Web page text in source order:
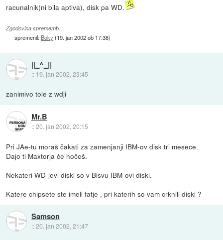
racunalnik(ni bila aptiva), disk pa WD.
Zgodovina sprememb…
spremenil: Boky (19. jan 2002 ob 17:38)
||_^_||
:: 19. jan 2002, 23:45
zanimivo tole z wdji
Mr.B
::20. jan 2002, 20:15
Pri JAe-tu moraš čakati za zamenjanji IBM-ov disk tri mesece.
Dajo ti Maxtorja če hočeš.
Nekateri WD-jevi diski so v Bisvu IBM-ovi diski.
Katere chipsete ste imeli fatje , pri katerih so vam crknili diski ?
Samson
::20. jan 2002, 21:47